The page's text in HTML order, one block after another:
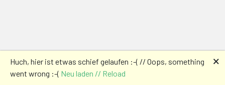
Huch, hier ist etwas schief gelaufen :-( // Oops, something
went wrong :-( Neu laden // Reload
🗙